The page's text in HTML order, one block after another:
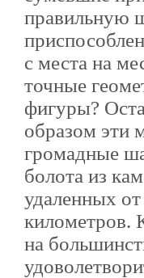
правильную
с места на
точные
фигуры?
образом эти
громадные
болота из
удаленных от
километров.
на